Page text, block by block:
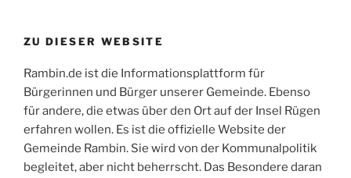
ZU DIESER WEBSITE
Rambin.de ist die Informationsplattform für
Bürgerinnen und Bürger unserer Gemeinde. Ebenso
für andere, die etwas über den Ort auf der Insel Rügen
erfahren wollen. Es ist die offizielle Website der
Gemeinde Rambin. Sie wird von der Kommunalpolitik
begleitet, aber nicht beherrscht. Das Besondere daran